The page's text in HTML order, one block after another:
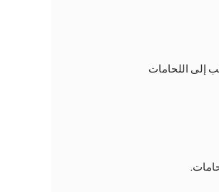
إلى اللحامات